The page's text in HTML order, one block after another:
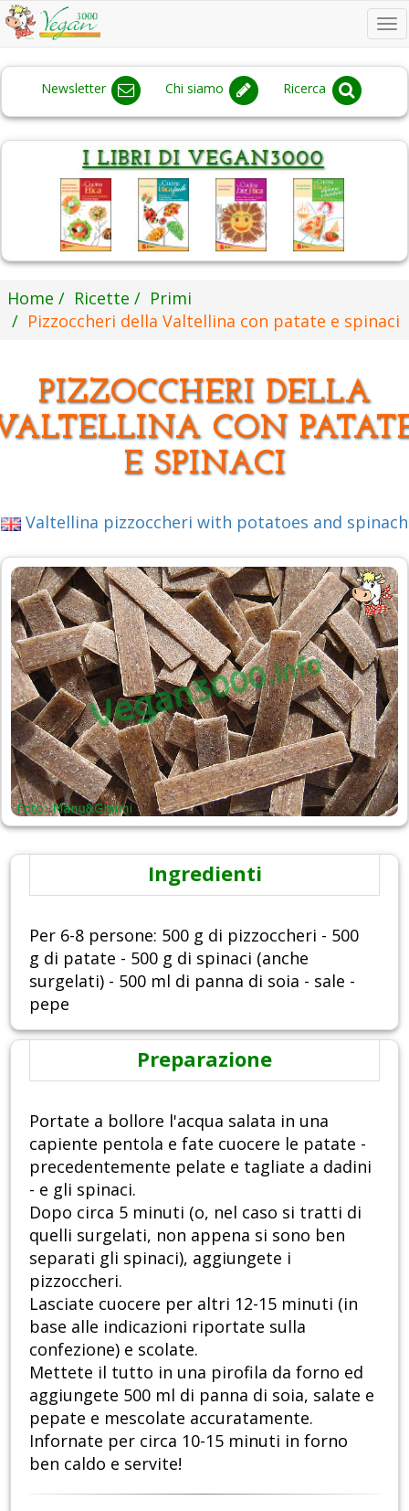
Newsletter Chi siamo Ricerca
Home Ricette
Primi
Pizzoccheri della Valtellina con patate e spinaci
PIZZOCCHERI DELLA
CON
E SPINACI
Valtellina pizzoccheri with potatoes and spinach
Ingredienti
Per 6-8 persone: 500 g di pizzoccheri - 500
g di patate - 500 g di spinaci (anche
surgelati) - 500 ml di panna di soia - sale -
pepe
Preparazione
Portate a bollore l'acqua salata in una
capiente pentola e fate cuocere le patate -
precedentemente pelate e tagliate a dadini
- e gli spinaci.
Dopo circa 5 minuti (o, nel caso si tratti di
quelli surgelati, non appena si sono ben
separati gli spinaci), aggiungete i
pizzoccheri.
Lasciate cuocere per altri 12-15 minuti (in
base alle indicazioni riportate sulla
confezione) e scolate.
Mettete il tutto in una pirofila da forno ed
aggiungete 500 ml di panna di soia, salate e
pepate e mescolate accuratamente.
Infornate per circa 10-15 minuti in forno
ben caldo e servite!